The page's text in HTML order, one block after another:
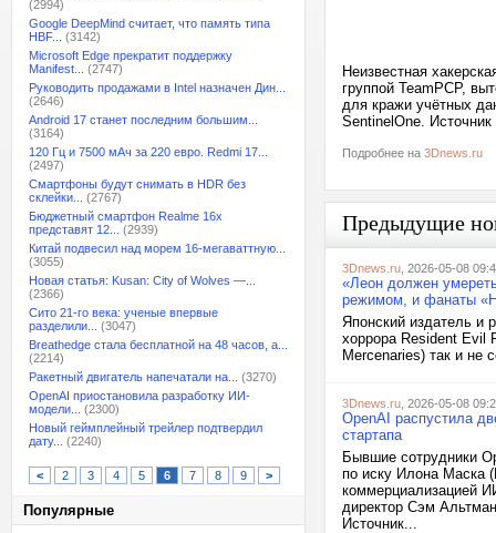
(2994)
Google DeepMind считает, что память типа
HBF...
(3142)
Microsoft Edge прекратит поддержку
Manifest...
(2747)
Руководить продажами в Intel назначен Дин...
(2646)
Android 17 станет последним большим...
(3164)
120 Гц и 7500 мАч за 220 евро. Redmi 17...
(2497)
Смартфоны будут снимать в HDR без
склейки...
(2767)
Бюджетный смартфон Realme 16x
представят 12...
(2939)
Китай подвесил над морем 16-мегаваттную...
(3055)
Новая статья: Kusan: City of Wolves —...
(2366)
Сито 21-го века: ученые впервые
разделили...
(3047)
Breathedge стала бесплатной на 48 часов, а...
(2214)
Ракетный двигатель напечатали на...
(3270)
OpenAI приостановила разработку ИИ-
модели...
(2300)
Новый геймплейный трейлер подтвердил
дату...
(2240)
< 2 3 4 5 6 7 8 9 >
Популярные
Неизвестная
группой TeamPCP,
для кражи учётных
SentinelOne.
Подробнее на 3Dnews.ru
Предыдущие
3Dnews.ru , 2026-05-08
«Леон должен
режимом, и фанаты
Японский издатель и
хоррора Resident Evil
Mercenaries) так и не
3Dnews.ru , 2026-05-08
OpenAI распустила
стартапа
Бывшие сотрудники
по иску Илона Маска
коммерциализацией
директор Сэм
Источник...